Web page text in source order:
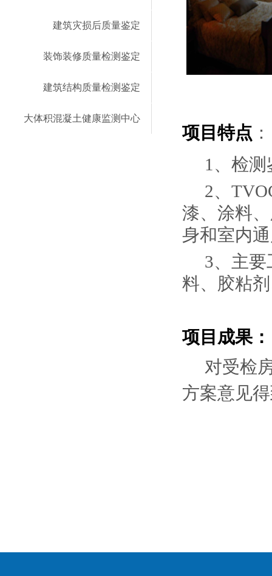
建筑灾损后质量鉴定
装饰装修质量检测鉴定
建筑结构质量检测鉴定
大体积混凝土健康监测中心
项目特点 ：
1 、检
2、
漆、涂料
身和室内
3、主
料、胶粘
项目成果：
对受检
方案意见